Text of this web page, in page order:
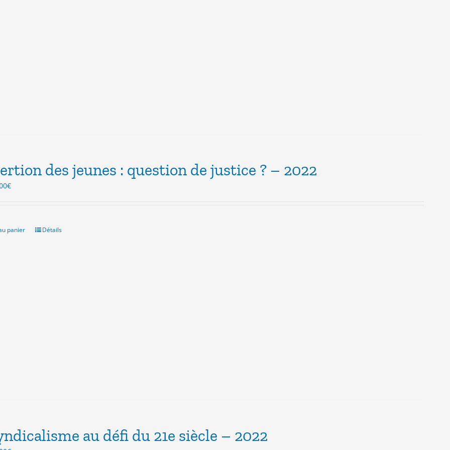
des jeunes : question de justice ? – 2022
€Le
9.00€.
panier Détails
au défi du 21e siècle – 2022